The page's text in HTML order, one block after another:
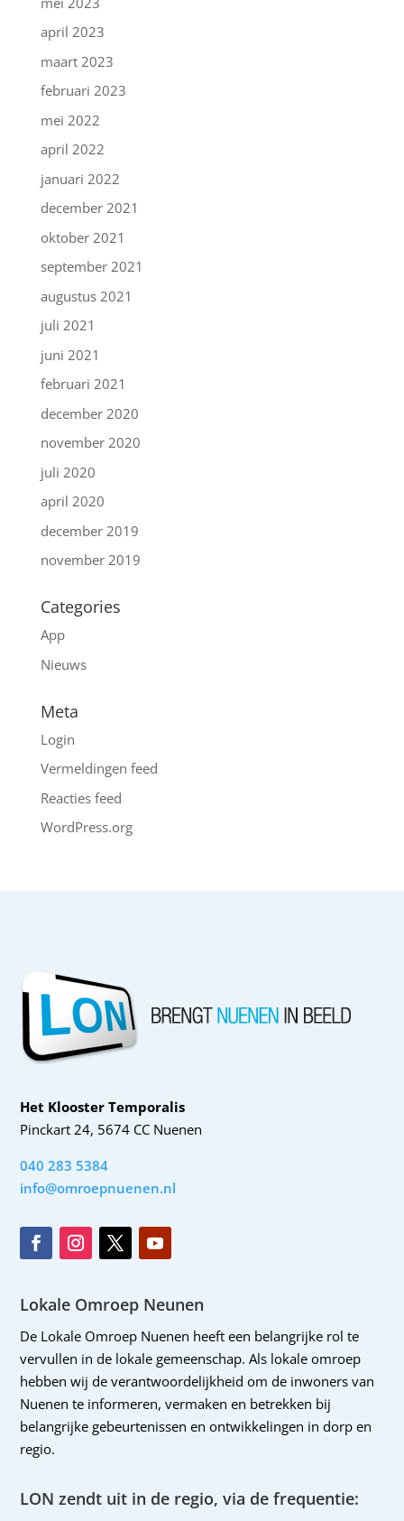
april 2023
maart 2023
februari 2023
mei 2022
april 2022
januari 2022
december 2021
oktober 2021
september 2021
augustus 2021
juli 2021
juni 2021
februari 2021
december 2020
november 2020
juli 2020
april 2020
december 2019
november 2019
Categories
App
Nieuws
Meta
Login
Vermeldingen feed
Reacties feed
WordPress.org
Het Klooster Temporalis
Pinckart 24, 5674 CC Nuenen
040 283 5384
info@omroepnuenen.nl
Lokale Omroep Neunen
De Lokale Omroep Nuenen heeft een belangrijke rol te
vervullen in de lokale gemeenschap. Als lokale omroep
hebben wij de verantwoordelijkheid om de inwoners van
Nuenen te informeren, vermaken en betrekken bij
belangrijke gebeurtenissen en ontwikkelingen in dorp en
regio.
LON zendt uit in de regio, via de frequentie: